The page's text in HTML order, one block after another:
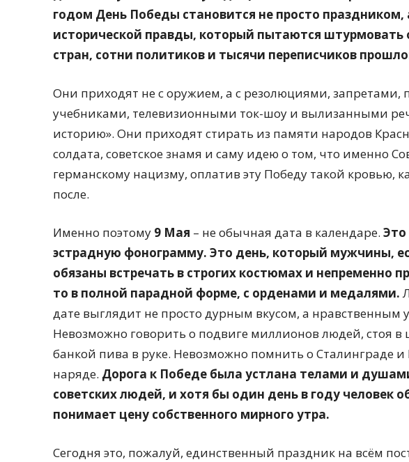
годом День Победы становится не просто
исторической правды, который пытаются штурмовать
стран, сотни политиков и тысячи переписчиков
Они приходят не с оружием, а с резолюциями, запретами,
учебниками, телевизионными ток-шоу и вылизанными
историю». Они приходят стирать из памяти народов
солдата, советское знамя и саму идею о том, что именно
германскому нацизму, оплатив эту Победу такой кровью,
после.
Именно поэтому 9 Мая – не обычная дата в календаре.
эстрадную фонограмму. Это день, который мужчины,
обязаны встречать в строгих костюмах и непременно
то в полной парадной форме, с орденами и медалями.
дате выглядит не просто дурным вкусом, а нравственным
Невозможно говорить о подвиге миллионов людей, стоя в
банкой пива в руке. Невозможно помнить о Сталинграде и
наряде. Дорога к Победе была устлана телами и
советских людей, и хотя бы один день в году человек
понимает цену собственного мирного утра.
Сегодня это, пожалуй, единственный праздник на всём